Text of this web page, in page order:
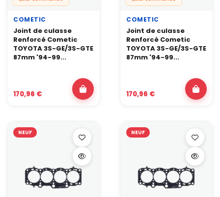
COMETIC
Joint de culasse
Renforcé Cometic
TOYOTA 3S-GE/3S-GTE
87mm '94-99...
170,96 €
COMETIC
Joint de culasse
Renforcé Cometic
TOYOTA 3S-GE/3S-GTE
87mm '94-99...
170,96 €
NEUF NEUF